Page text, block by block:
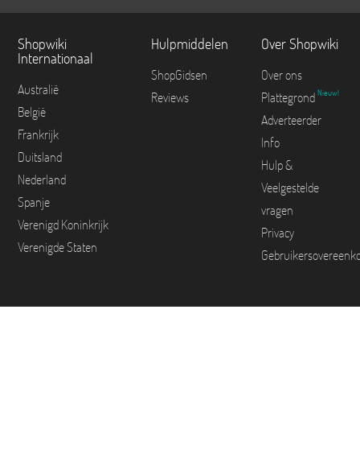
Shopwiki
Internationaal
Australië
België
Frankrijk
Duitsland
Nederland
Spanje
Verenigd Koninkrijk
Verenigde Staten
Hulpmiddelen
ShopGidsen
Reviews
Over Shopwiki
Over ons
Plattegrond Nieuw!
Adverteerder
Info
Hulp &
Veelgestelde
vragen
Privacy